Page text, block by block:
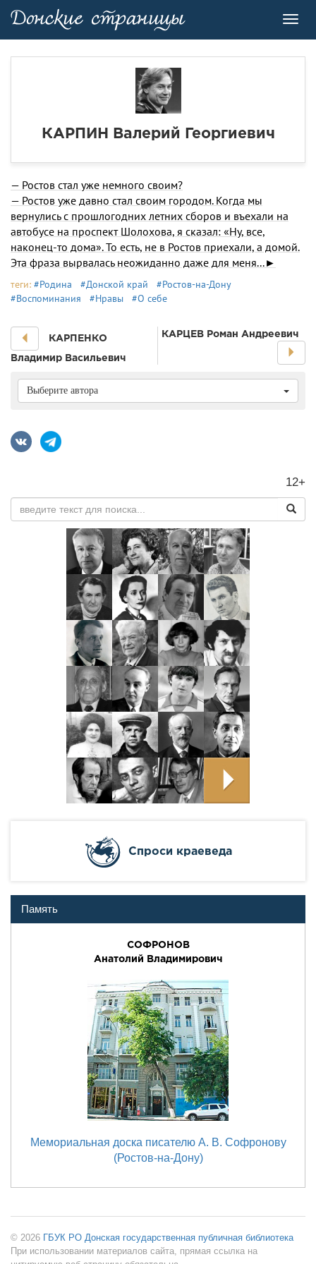
КАРПИН Валерий Георгиевич
— Ростов стал уже немного своим?
— Ростов уже давно стал своим городом. Когда мы
вернулись с прошлогодних летних сборов и въехали на
автобусе на проспект Шолохова, я сказал: «Ну, все,
наконец-то дома». То есть, не в Ростов приехали, а домой.
Эта фраза вырвалась неожиданно даже для меня...►
теги: #Родина #Донской край
#Ростов-на-Дону
#Воспоминания
#Нравы #О себе
КАРПЕНКО
Владимир Васильевич
КАРЦЕВ Роман Андреевич
Выберите автора
12+
Cпроси краеведа
Память
СОФРОНОВ
Анатолий Владимирович
Мемориальная доска писателю А. В. Софронову
(Ростов-на-Дону)
© 2026 ГБУК РО Донская государственная публичная библиотека
При использовании материалов сайта, прямая ссылка на